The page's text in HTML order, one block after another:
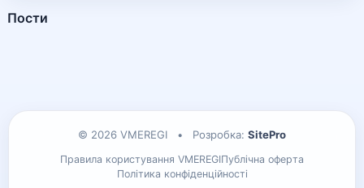
Пости
© 2026 VMEREGI • Розробка: SitePro
Правила користування VMEREGIПублічна оферта
Політика конфіденційності